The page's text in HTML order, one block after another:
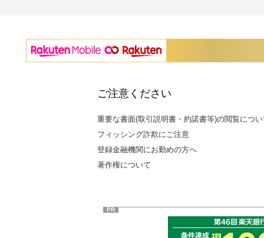
ご注意ください
重要な書面(取引説明書・約諾書等)の閲覧につ
フィッシング詐欺にご注意
登録金融機関にお勤めの方へ
著作権について
PR